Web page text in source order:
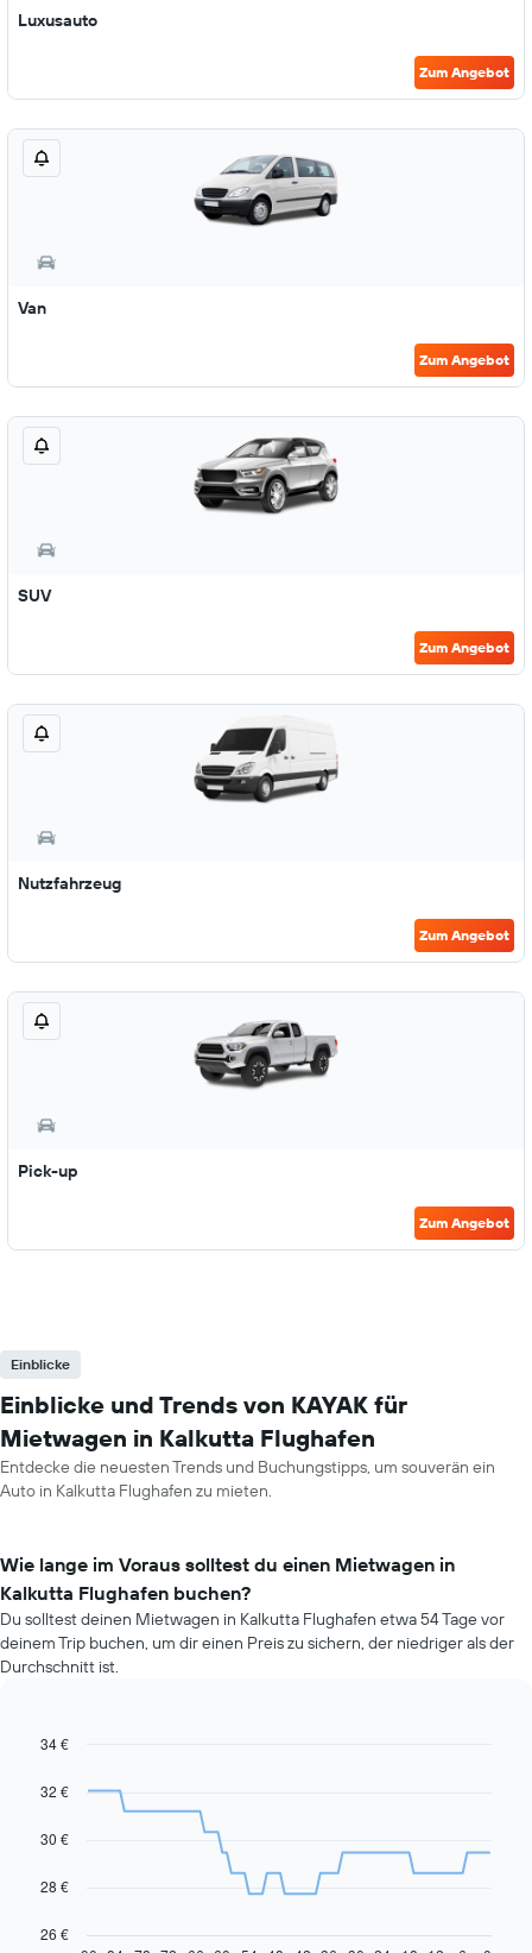
Luxusauto
Zum Angebot
Van
Zum Angebot
SUV
Zum Angebot
Nutzfahrzeug
Zum Angebot
Pick-up
Zum Angebot
Einblicke
Einblicke und Trends von KAYAK für
Mietwagen in Kalkutta Flughafen
Entdecke die neuesten Trends und Buchungstipps, um souverän ein
Auto in Kalkutta Flughafen zu mieten.
Wie lange im Voraus solltest du einen Mietwagen in
Kalkutta Flughafen buchen?
Du solltest deinen Mietwagen in Kalkutta Flughafen etwa 54 Tage vor
deinem Trip buchen, um dir einen Preis zu sichern, der niedriger als der
Durchschnitt ist.
Line
91
points.
Das
Diagramm
Chart
26 €
28 €
30 €
32 €
34 €